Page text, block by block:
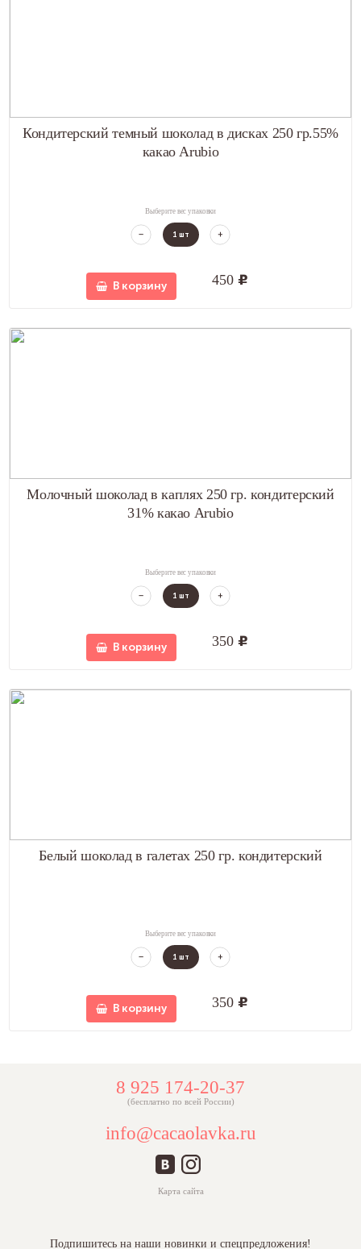
Кондитерский темный шоколад в дисках 250 гр.55%
какао Arubio
Выберите вес упаковки
1 шт
В корзину 450 u
Молочный шоколад в каплях 250 гр. кондитерский
31% какао Arubio
Выберите вес упаковки
1 шт
В корзину 350 u
Белый шоколад в галетах 250 гр. кондитерский
Выберите вес упаковки
1 шт
В корзину 350 u
8 925 174-20-37
(бесплатно по всей России)
info@cacaolavka.ru
Карта сайта
Подпишитесь на наши новинки и спецпредложения!